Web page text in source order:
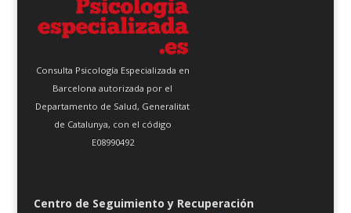
Consulta Psicología Especializada en
Barcelona autorizada por el
Departamento de Salud, Generalitat
de Catalunya, con el código
E08990492
Centro de Seguimiento y Recuperación